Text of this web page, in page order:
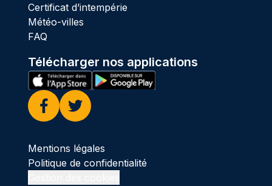
Certificat d’intempérie
Météo-villes
FAQ
Télécharger nos applications
Facebook
Twitter
Mentions légales
Politique de confidentialité